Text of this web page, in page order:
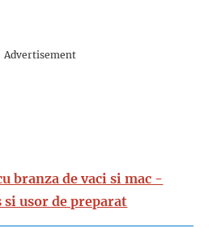
Advertisement
branza de vaci si mac -
usor de preparat